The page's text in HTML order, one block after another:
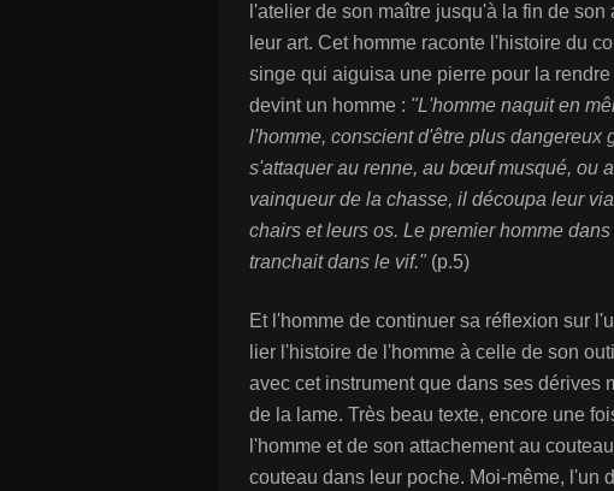
l'atelier de son maître jusqu'à la fin de
leur art. Cet homme raconte l'histoire du
singe qui aiguisa une pierre pour la
devint un homme : "L'homme naquit en
l'homme, conscient d'être plus dangereux
s'attaquer au renne, au bœuf musqué, ou
vainqueur de la chasse, il découpa leur
chairs et leurs os. Le premier homme
tranchait dans le vif." (p.5)
Et l'homme de continuer sa réflexion sur
lier l'histoire de l'homme à celle de son
avec cet instrument que dans ses dérives
de la lame. Très beau texte, encore une
l'homme et de son attachement au
couteau dans leur poche. Moi-même, l'un